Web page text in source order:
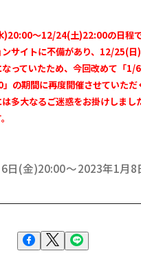
～12/24(土)22:00の日程
サイトに不備があり、12/25(
っていたため、今回改めて「
の期間に再度開催させていただ
多大なるご迷惑をお掛けしまし
日(金)20:00 2023年1月